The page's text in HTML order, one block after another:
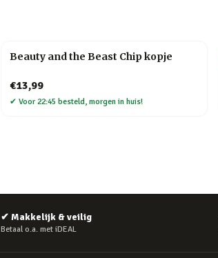
Beauty and the Beast Chip kopje
€13,99
✔ Voor 22:45 besteld, morgen in huis!
✔ Makkelijk & veilig
Betaal o.a. met iDEAL